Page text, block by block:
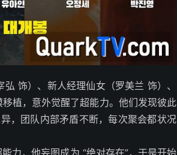
饰）、新人经理仙女（罗美兰 饰）、
植，意外觉醒了超能力。他们发现彼此
，团队内部矛盾不断，每次聚会都状况